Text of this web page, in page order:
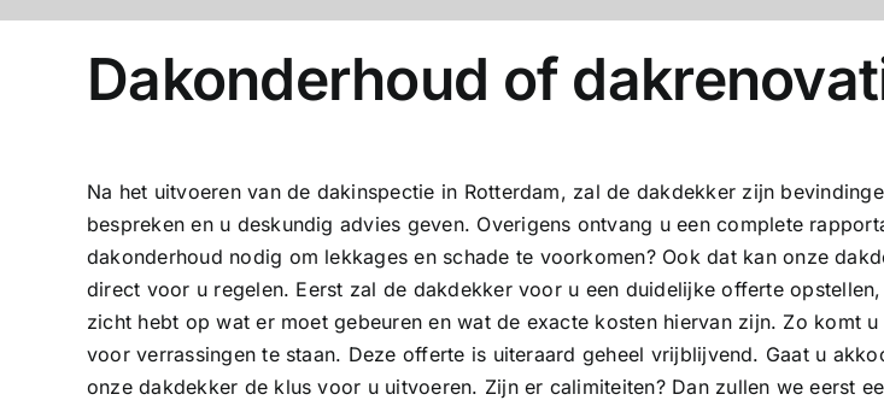
Dakonderhoud of
Na het uitvoeren van de dakinspectie in Rotterdam, zal de dakdekker zijn
bespreken en u deskundig advies geven. Overigens ontvang u een complete
dakonderhoud nodig om lekkages en schade te voorkomen? Ook dat kan onze
direct voor u regelen. Eerst zal de dakdekker voor u een duidelijke offerte
zicht hebt op wat er moet gebeuren en wat de exacte kosten hiervan zijn. Zo komt
voor verrassingen te staan. Deze offerte is uiteraard geheel vrijblijvend. Gaat u
onze dakdekker de klus voor u uitvoeren. Zijn er calimiteiten? Dan zullen we eerst